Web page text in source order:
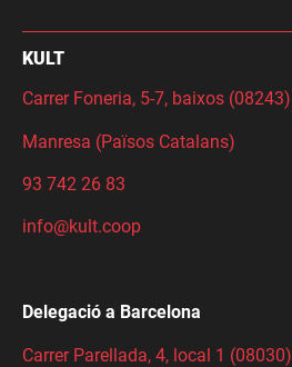
KULT
Carrer Foneria, 5-7, baixos (08243)
Manresa (Països Catalans)
93 742 26 83
info@kult.coop
Delegació a Barcelona
Carrer Parellada, 4, local 1 (08030)